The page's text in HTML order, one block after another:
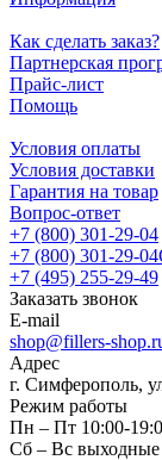
Как сделать заказ?
Партнерская
Прайс-лист
Помощь
Условия оплаты
Условия доставки
Гарантия на товар
Вопрос-ответ
+7 (800) 301-29-04
+7 (800) 301-29-04
+7 (495) 255-29-49
Заказать звонок
E-mail
shop@fillers-
Адрес
г. Симферополь,
Режим работы
Пн – Пт 10:00-
Сб – Вс